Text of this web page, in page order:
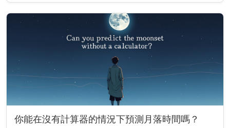
你能在沒有計算器的情況下預測月落時間嗎？